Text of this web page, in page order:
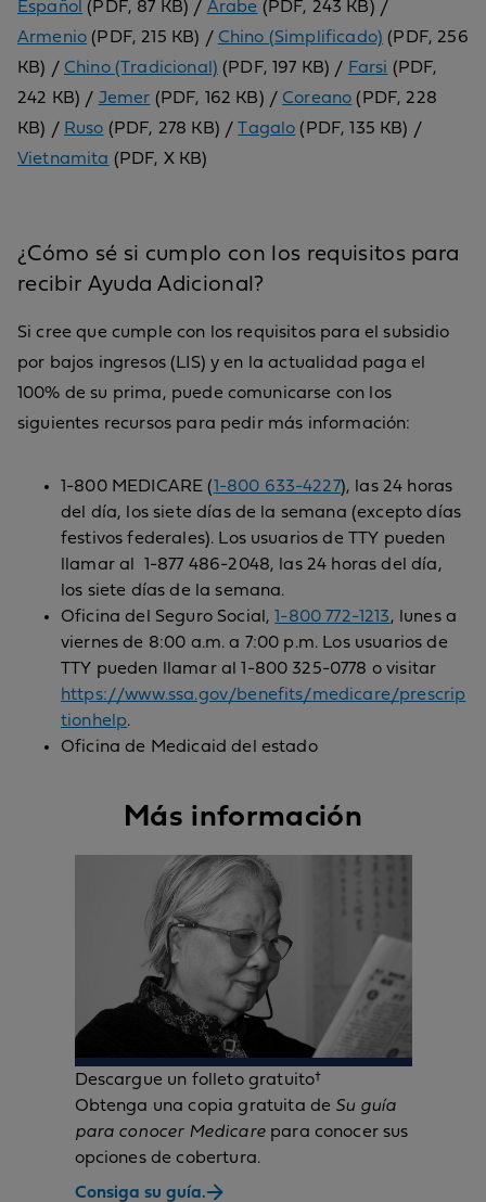
Español (PDF, 87 KB) / Árabe (PDF, 243 KB) /
Armenio (PDF, 215 KB) / Chino (Simplificado) (PDF, 256
KB) / Chino (Tradicional) (PDF, 197 KB) / Farsi (PDF,
242 KB) / Jemer (PDF, 162 KB) / Coreano (PDF, 228
KB) / Ruso (PDF, 278 KB) /Tagalo (PDF, 135 KB) /
Vietnamita (PDF, X KB)
¿Cómo sé si cumplo con los requisitos para
recibir Ayuda Adicional?
Si cree que cumple con los requisitos para el subsidio
por bajos ingresos (LIS) y en la actualidad paga el
100% de su prima, puede comunicarse con los
siguientes recursos para pedir más información:
1-800 MEDICARE (1-800 633-4227), las 24 horas
del día, los siete días de la semana (excepto días
festivos federales). Los usuarios de TTY pueden
llamar al 1-877 486-2048, las 24 horas del día,
los siete días de la semana.
Oficina del Seguro Social,1-800 772-1213, lunes a
viernes de 8:00 a.m. a 7:00 p.m. Los usuarios de
TTY pueden llamar al 1-800 325-0778 o visitar
https://www.ssa.gov/benefits/medicare/prescrip
tionhelp.
Oficina de Medicaid del estado
Más información
Descargue un folleto gratuito†
Obtenga una copia gratuita de Su guía
para conocer Medicare para conocer sus
opciones de cobertura.
Consiga su guía.